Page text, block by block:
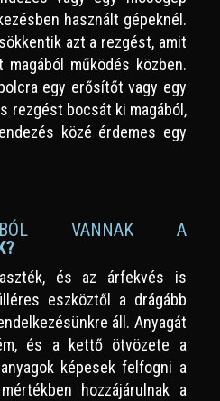
használt gépeknél.
azt a rezgést, amit
működés közben.
egy erősítőt vagy egy
rezgést bocsát ki magából,
közé érdemes egy
VANNAK A
és az árfekvés is
eszköztől a drágább
áll. Anyagát
és a kettő ötvözete a
képesek felfogni a
hozzájárulnak a